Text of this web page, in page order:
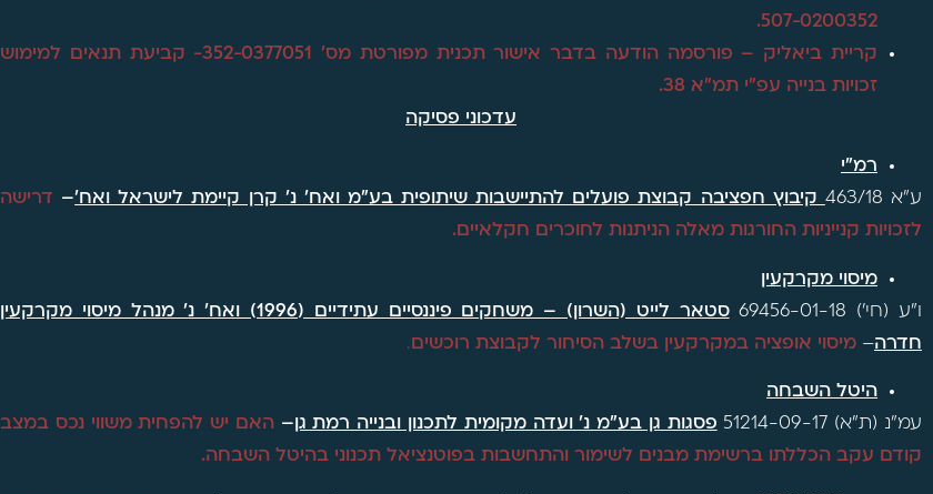
507-0200352.
קריית ביאליק – פורסמה הודעה בדבר אישור תכנית מפורטת מס' 352-0377051- קביעת תנאים למימוש
זכויות בנייה עפ"י תמ"א 38.
עדכוני פסיקה
רמ"י
ע"א 463/18
קיבוץ חפציבה קבוצת פועלים להתיישבות שיתופית בע"מ ואח' נ' קרן קיימת לישראל ואח'– דרישה
לזכויות קנייניות החורגות מאלה הניתנות לחוכרים חקלאיים.
מיסוי מקרקעין
ו"ע (חי') 69456-01-18
סטאר לייט (השרון) – משחקים פיננסיים עתידיים (1996) ואח' נ' מנהל מיסוי מקרקעין
חדרה– מיסוי אופציה במקרקעין בשלב הסיחור לקבוצת רוכשים.
היטל השבחה
עמ"נ (ת"א) 51214-09-17
פסגות גן בע"מ נ' ועדה מקומית לתכנון ובנייה רמת גן – האם יש להפחית משווי נכס במצב
קודם עקב הכללתו ברשימת מבנים לשימור והתחשבות בפוטנציאל תכנוני בהיטל השבחה.